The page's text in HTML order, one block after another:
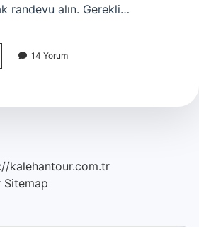
randevu alın. Gerekli…
14 Yorum
kalehantour.com.tr
Sitemap